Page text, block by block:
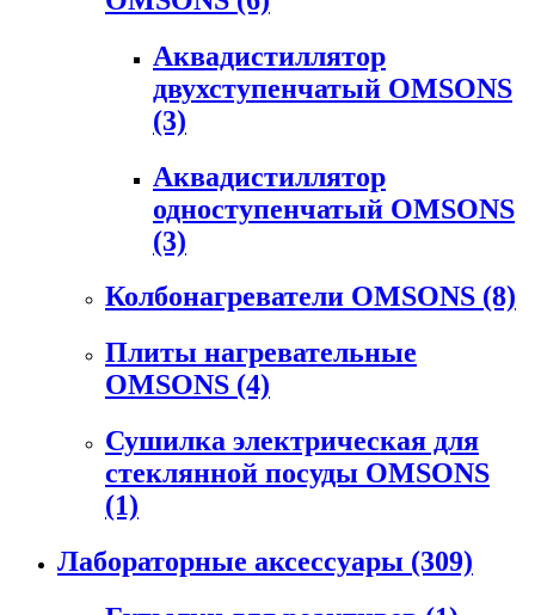
Аквадистиллятор
двухступенчатый OMSONS
(3)
Аквадистиллятор
одноступенчатый OMSONS
(3)
Колбонагреватели OMSONS (8)
Плиты нагревательные
OMSONS (4)
Сушилка электрическая для
стеклянной посуды OMSONS
(1)
Лабораторные аксессуары (309)